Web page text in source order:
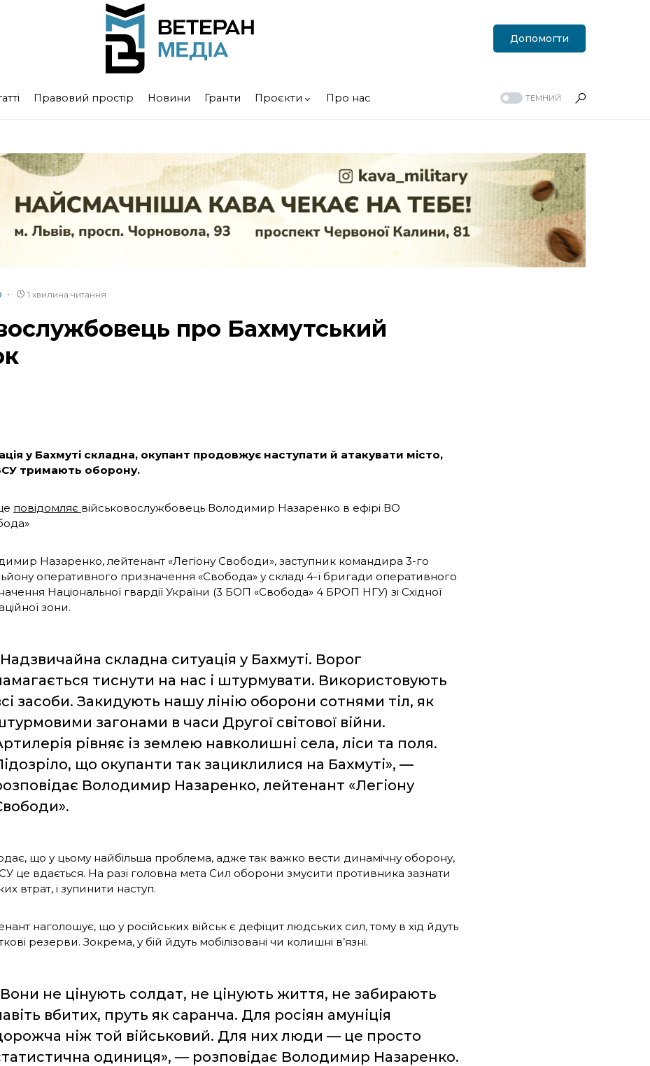
Допомогти
Правовий простір Новини Гранти Проєкти Про нас ТЕМНИЙ
1 хвилина читання
про Бахмутський
у Бахмуті складна, окупант продовжує наступати й атакувати місто,
тримають оборону.
повідомляє військовослужбовець Володимир Назаренко в ефірі ВО
Назаренко, лейтенант «Легіону Свободи», заступник командира 3-го
оперативного призначення «Свобода» у складі 4-ї бригади оперативного
Національної гвардії України (3 БОП «Свобода» 4 БРОП НГУ) зі Східної
зони.
складна ситуація у Бахмуті. Ворог
тиснути на нас і штурмувати. Використовують
засоби. Закидують нашу лінію оборони сотнями тіл, як
загонами в часи Другої світової війни.
рівняє із землею навколишні села, ліси та поля.
що окупанти так зациклилися на Бахмуті», —
Володимир Назаренко, лейтенант «Легіону
що у цьому найбільша проблема, адже так важко вести динамічну оборону,
це вдається. На разі головна мета Сил оборони змусити противника зазнати
втрат, і зупинити наступ.
наголошує, що у російських військ є дефіцит людських сил, тому в хід йдуть
резерви. Зокрема, у бій йдуть мобілізовані чи колишні в’язні.
не цінують солдат, не цінують життя, не забирають
вбитих, пруть як саранча. Для росіян амуніція
ніж той військовий. Для них люди — це просто
одиниця», — розповідає Володимир Назаренко.